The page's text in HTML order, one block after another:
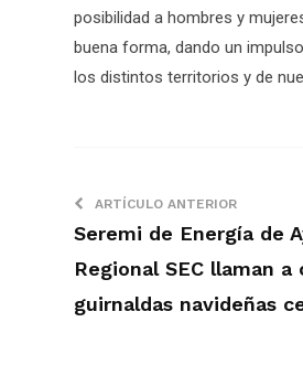
posibilidad a hombres y
buena forma, dando un
los distintos territorios y de
ARTÍCULO ANTERIOR
Seremi de Energía de
Regional SEC llaman
guirnaldas navideñas